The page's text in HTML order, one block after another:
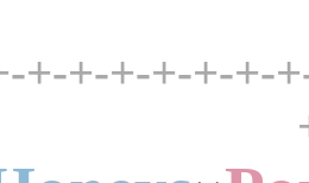
+-+-+-+-+-+-